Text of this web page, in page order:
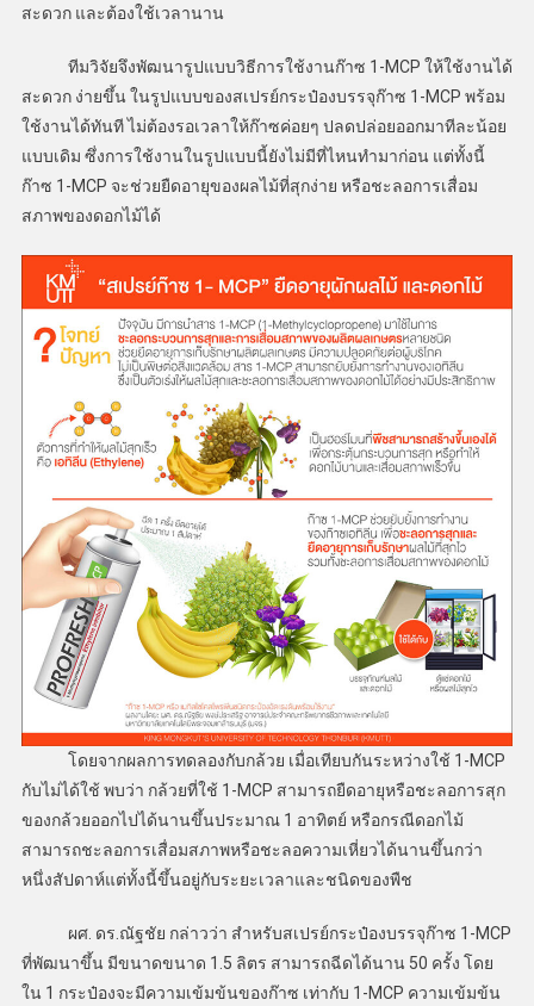
สะดวก และต้องใช้เวลานาน
ทีมวิจัยจึงพัฒนารูปแบบวิธีการใช้งานก๊าซ 1-MCP ให้ใช้งานได้
สะดวก ง่ายขึ้น ในรูปแบบของสเปรย์กระป๋องบรรจุก๊าซ 1-MCP พร้อม
ใช้งานได้ทันที ไม่ต้องรอเวลาให้ก๊าซค่อยๆ ปลดปล่อยออกมาทีละน้อย
แบบเดิม ซึ่งการใช้งานในรูปแบบนี้ยังไม่มีที่ไหนทำมาก่อน แต่ทั้งนี้
ก๊าซ 1-MCP จะช่วยยืดอายุของผลไม้ที่สุกง่าย หรือชะลอการเสื่อม
สภาพของดอกไม้ได้
โดยจากผลการทดลองกับกล้วย เมื่อเทียบกันระหว่างใช้ 1-MCP
กับไม่ได้ใช้ พบว่า กล้วยที่ใช้ 1-MCP สามารถยืดอายุหรือชะลอการสุก
ของกล้วยออกไปได้นานขึ้นประมาณ 1 อาทิตย์ หรือกรณีดอกไม้
สามารถชะลอการเสื่อมสภาพหรือชะลอความเหี่ยวได้นานขึ้นกว่า
หนึ่งสัปดาห์แต่ทั้งนี้ขึ้นอยู่กับระยะเวลาและชนิดของพืช
ผศ. ดร.ณัฐชัย กล่าวว่า สำหรับสเปรย์กระป๋องบรรจุก๊าซ 1-MCP
ที่พัฒนาขึ้น มีขนาดขนาด 1.5 ลิตร สามารถฉีดได้นาน 50 ครั้ง โดย
ใน 1 กระป๋องจะมีความเข้มข้นของก๊าซ เท่ากับ 1-MCP ความเข้มข้น